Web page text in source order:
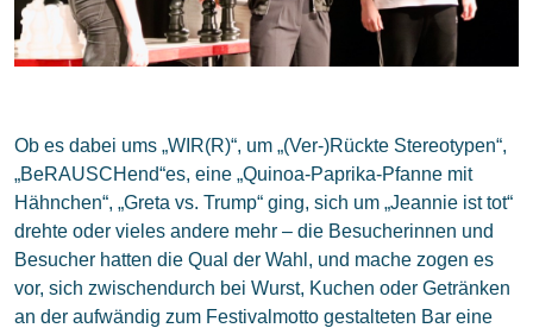
Ob es dabei ums „WIR(R)“, um „(Ver-)Rückte Stereotypen“,
„BeRAUSCHend“es, eine „Quinoa-Paprika-Pfanne mit
Hähnchen“, „Greta vs. Trump“ ging, sich um „Jeannie ist tot“
drehte oder vieles andere mehr – die Besucherinnen und
Besucher hatten die Qual der Wahl, und mache zogen es
vor, sich zwischendurch bei Wurst, Kuchen oder Getränken
an der aufwändig zum Festivalmotto gestalteten Bar eine